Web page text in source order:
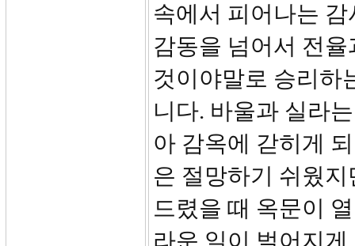
속에서 피어나는
감동을 넘어서 전
것이야말로 승리하
니다. 바울과 실라
아 감옥에 갇히게
은 절망하기 쉬웠
드렸을 때 옥문이
라운 일이 벌어지